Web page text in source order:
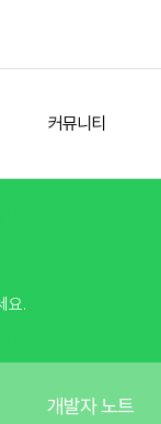
커뮤니티
게임 플레이 버그 제보
요.
개발자 노트